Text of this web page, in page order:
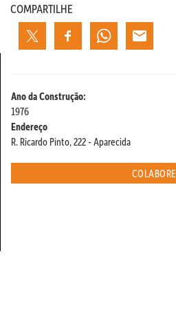
COMPARTILHE
Ano da Construção:
1976
Endereço
R. Ricardo Pinto, 222 - Aparecida
COLABORE